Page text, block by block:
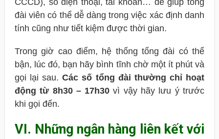
CCCD), số điện thoại, tài khoản… để giúp tổng
đài viên có thể dễ dàng trong việc xác định danh
tính cũng như tiết kiệm được thời gian.
Trong giờ cao điểm, hệ thống tổng đài có thể
bận, lúc đó, bạn hãy bình tĩnh chờ một ít phút và
gọi lại sau.Các số tổng đài thường chỉ hoạt
động từ 8h30 – 17h30 vì vậy hãy lưu ý trước
khi gọi đến.
VI. Những ngân hàng liên kết với